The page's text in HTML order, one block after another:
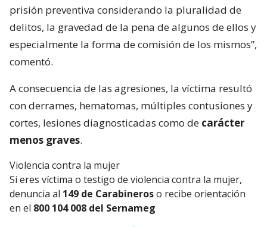
prisión preventiva considerando la pluralidad de
delitos, la gravedad de la pena de algunos de ellos y
especialmente la forma de comisión de los mismos”,
comentó.
A consecuencia de las agresiones, la víctima resultó
con derrames, hematomas, múltiples contusiones y
cortes, lesiones diagnosticadas como de carácter
menos graves.
Violencia contra la mujer
Si eres víctima o testigo de violencia contra la mujer,
denuncia al 149 de Carabineroso recibe orientación
en el 800 104 008 del Sernameg